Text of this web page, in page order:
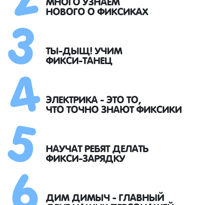
НОВОГО О ФИКСИКАХ
ТЫ-ДЫЩ! УЧИМ
ФИКСИ-ТАНЕЦ
ЭЛЕКТРИКА - ЭТО ТО,
ЧТО ТОЧНО ЗНАЮТ ФИКСИКИ
НАУЧАТ РЕБЯТ ДЕЛАТЬ
ФИКСИ-ЗАРЯДКУ
ДИМ ДИМЫЧ - ГЛАВНЫЙ